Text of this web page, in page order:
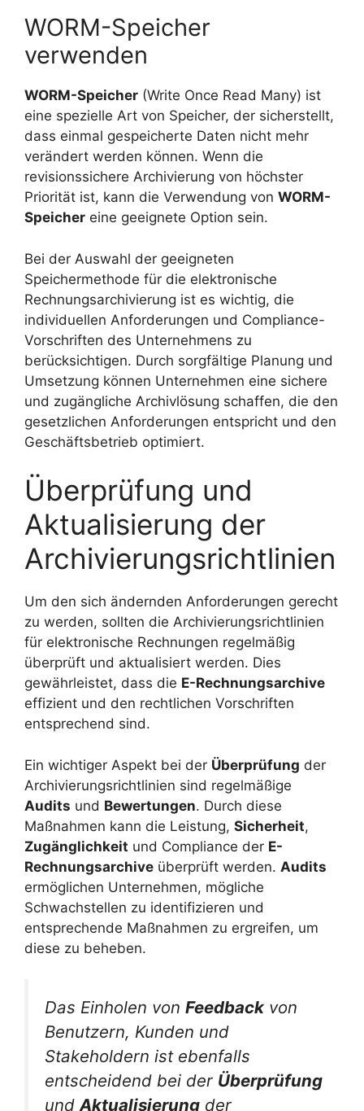
WORM-Speicher
verwenden
WORM-Speicher (Write Once Read Many) ist
eine spezielle Art von Speicher, der sicherstellt,
dass einmal gespeicherte Daten nicht mehr
verändert werden können. Wenn die
revisionssichere Archivierung von höchster
Priorität ist, kann die Verwendung von WORM-
Speicher eine geeignete Option sein.
Bei der Auswahl der geeigneten
Speichermethode für die elektronische
Rechnungsarchivierung ist es wichtig, die
individuellen Anforderungen und Compliance-
Vorschriften des Unternehmens zu
berücksichtigen. Durch sorgfältige Planung und
Umsetzung können Unternehmen eine sichere
und zugängliche Archivlösung schaffen, die den
gesetzlichen Anforderungen entspricht und den
Geschäftsbetrieb optimiert.
Überprüfung und
Aktualisierung der
Archivierungsrichtlinien
Um den sich ändernden Anforderungen gerecht
zu werden, sollten die Archivierungsrichtlinien
für elektronische Rechnungen regelmäßig
überprüft und aktualisiert werden. Dies
gewährleistet, dass die E-Rechnungsarchive
effizient und den rechtlichen Vorschriften
entsprechend sind.
Ein wichtiger Aspekt bei der Überprüfung der
Archivierungsrichtlinien sind regelmäßige
Audits und Bewertungen. Durch diese
Maßnahmen kann die Leistung, Sicherheit,
Zugänglichkeit und Compliance der E-
Rechnungsarchive überprüft werden. Audits
ermöglichen Unternehmen, mögliche
Schwachstellen zu identifizieren und
entsprechende Maßnahmen zu ergreifen, um
diese zu beheben.
Das Einholen von Feedback von
Benutzern, Kunden und
Stakeholdern ist ebenfalls
entscheidend bei der Überprüfung
undAktualisierung der